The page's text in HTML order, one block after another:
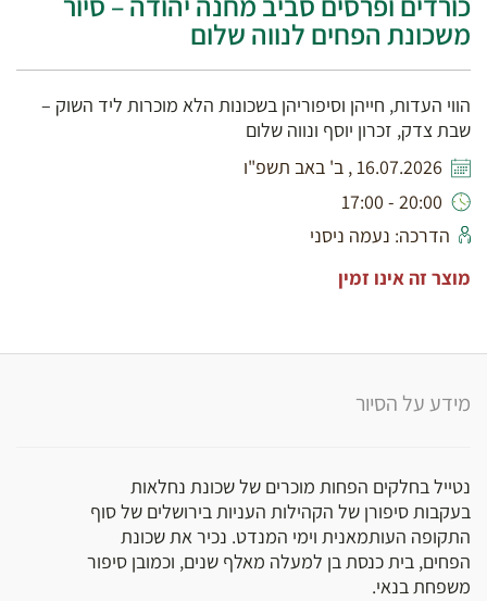
משכונת הפחים לנווה שלום
הווי העדות, חייהן וסיפוריהן בשכונות הלא מוכרות ליד השוק –
שבת צדק, זכרון יוסף ונווה שלום
16.07.2026 , ב' באב תשפ"ו
20:00 - 17:00
הדרכה: נעמה ניסני
מוצר זה אינו זמין
מידע על הסיור
נטייל בחלקים הפחות מוכרים של שכונת נחלאות
בעקבות סיפורן של הקהילות העניות בירושלים של סוף
התקופה העותמאנית וימי המנדט. נכיר את שכונת
הפחים, בית כנסת בן למעלה מאלף שנים, וכמובן סיפור
משפחת בנאי.